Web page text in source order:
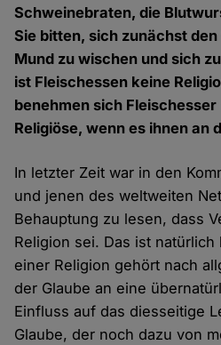
Schweinebraten, die
Sie bitten, sich zunächst
Mund zu wischen und sich
ist Fleischessen keine
benehmen sich
Religiöse, wenn es ihnen an
In letzter Zeit war in den
und jenen des weltweiten
Behauptung zu lesen, dass
Religion sei. Das ist
einer Religion gehört nach
der Glaube an eine
Einfluss auf das diesseitige
Glaube, der noch dazu von